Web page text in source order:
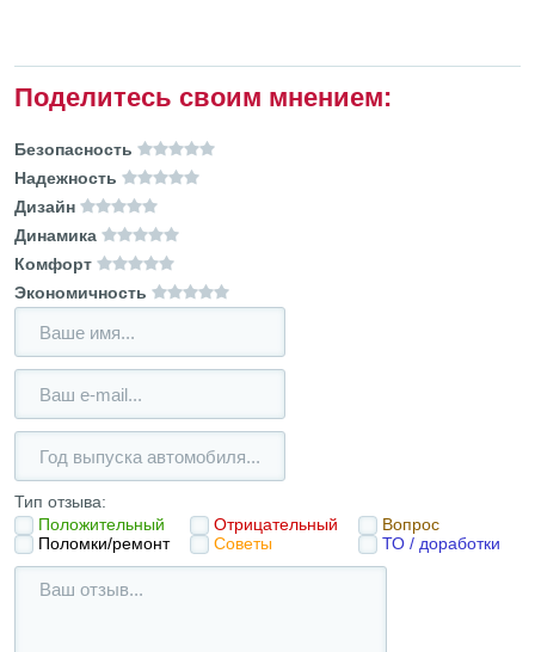
Поделитесь своим мнением:
Безопасность
Надежность
Дизайн
Динамика
Комфорт
Экономичность
Тип отзыва:
Положительный
Отрицательный
Вопрос
Поломки/ремонт
Советы ТО / доработки